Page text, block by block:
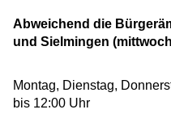
Abweichend die
und Sielmingen
Montag, Dienstag,
bis 12:00 Uhr